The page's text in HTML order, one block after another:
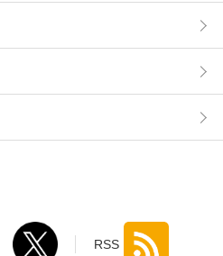
RSS